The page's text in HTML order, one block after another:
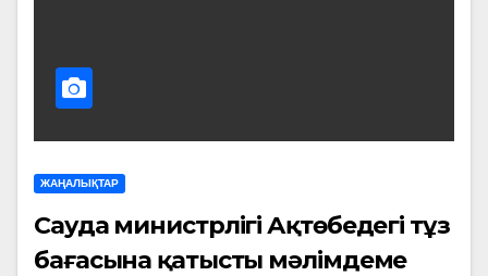
ЖАҢАЛЫҚТАР
Сауда министрлігі Ақтөбедегі тұз
бағасына қатысты мәлімдеме